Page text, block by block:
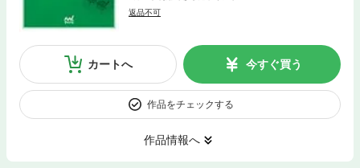
返品不可
カートへ 今すぐ買う
作品をチェックする
作品情報へ